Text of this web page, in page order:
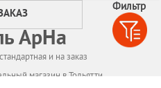
Фильтр
АрНа
и на заказ
магазин в Тольятти